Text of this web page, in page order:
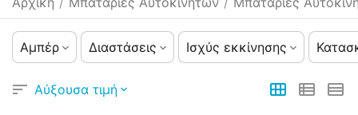
Αμπέρ Διαστάσεις Ισχύς εκκίνησης
Αύξουσα τιμή